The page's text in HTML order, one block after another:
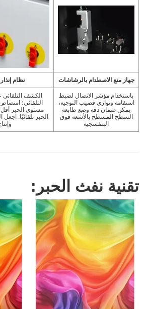
جهاز منع الاصطدام بالرشاشات نظام
باستخدام مؤشر الاتصال لضبط
استقامة وتوازي قضيب التوجيه،
يمكن ضمان دقة وضع طابعة
السطح المسطح بالأشعة فوق
البنفسجية
الكشف
التلقائي؛
مستوى الحبر
الحبر تلقائيًا.
تقنية نفث الحبر: